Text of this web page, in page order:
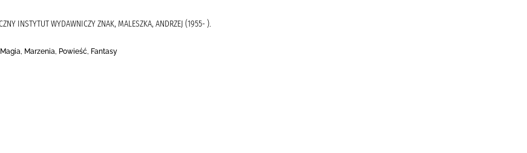
INSTYTUT WYDAWNICZY ZNAK, MALESZKA, ANDRZEJ (1955- ).
Marzenia, Powieść, Fantasy